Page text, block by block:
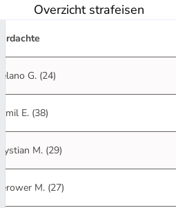
Overzicht strafeisen
Verdachte
Delano G. (24)
Kamil E. (38)
Krystian M. (29)
Gerower M. (27)